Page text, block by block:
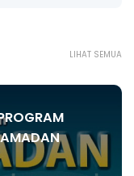
LIHAT SEMUA